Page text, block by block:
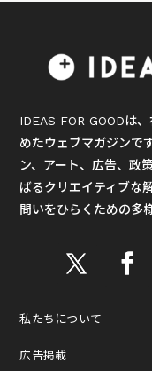
IDEAS FOR GOODは
めたウェブマガジンで
ン、アート、広告、政
ばるクリエイティブな
問いをひらくための多
私たちについて
広告掲載